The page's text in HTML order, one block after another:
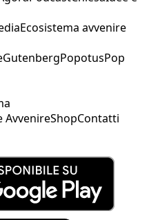
Ecosistema avvenire
GutenbergPopotusPop
AvvenireShopContatti